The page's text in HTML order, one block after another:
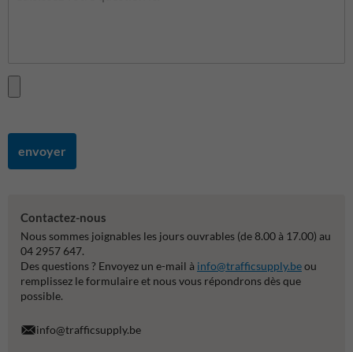
envoyer
Contactez-nous
Nous sommes joignables les jours ouvrables (de 8.00 à 17.00) au
04 2957 647.
Des questions ? Envoyez un e-mail à info@trafficsupply.beou
remplissez le formulaire et nous vous répondrons dès que
possible.
info@trafficsupply.be